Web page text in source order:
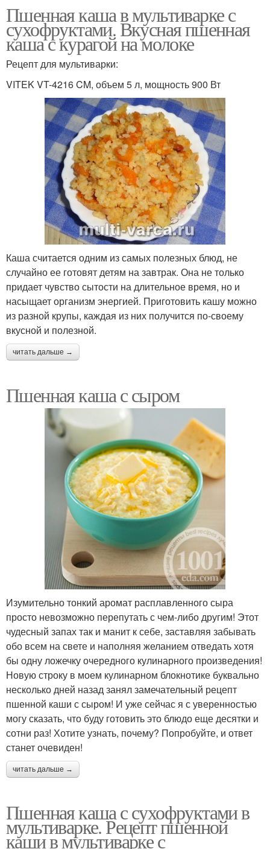
Пшенная каша в мультиварке с
сухофруктами. Вкусная пшенная
каша с курагой на молоке
Рецепт для мультиварки:
VITEK VT-4216 CM, объем 5 л, мощность 900 Вт
Каша считается одним из самых полезных блюд, не
случайно ее готовят детям на завтрак. Она не только
придает чувство сытости на длительное время, но и
насыщает организм энергией. Приготовить кашу можно
из разной крупы, каждая из них получится по-своему
вкусной и полезной.
читать дальше →
Пшенная каша с сыром
Изумительно тонкий аромат расплавленного сыра
просто невозможно перепутать с чем-либо другим! Этот
чудесный запах так и манит к себе, заставляя забывать
обо всем на свете и наполняя желанием отведать хотя
бы одну ложечку очередного кулинарного произведения!
Новую строку в моем кулинарном блокнотике буквально
несколько дней назад занял замечательный рецепт
пшенной каши с сыром! И уже сейчас я с уверенностью
могу сказать, что буду готовить это блюдо еще десятки и
сотни раз! Хотите узнать, почему? Попробуйте, и ответ
станет очевиден!
читать дальше →
Пшенная каша с сухофруктами в
мультиварке. Рецепт пшенной
каши в мультиварке с